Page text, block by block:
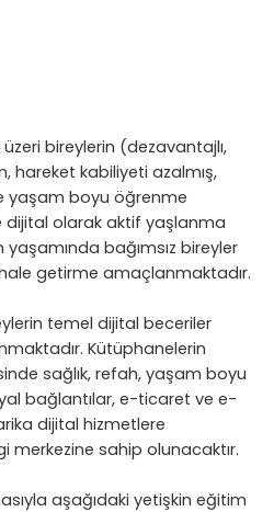
bireylerin (dezavantajlı,
hareket kabiliyeti azalmış,
yaşam boyu öğrenme
dijital olarak aktif yaşlanma
bağımsız bireyler
hale getirme amaçlanmaktadır.
temel dijital beceriler
Kütüphanelerin
sağlık, refah, yaşam boyu
bağlantılar, e-ticaret ve e-
dijital hizmetlere
merkezine sahip olunacaktır.
aşağıdaki yetişkin eğitim